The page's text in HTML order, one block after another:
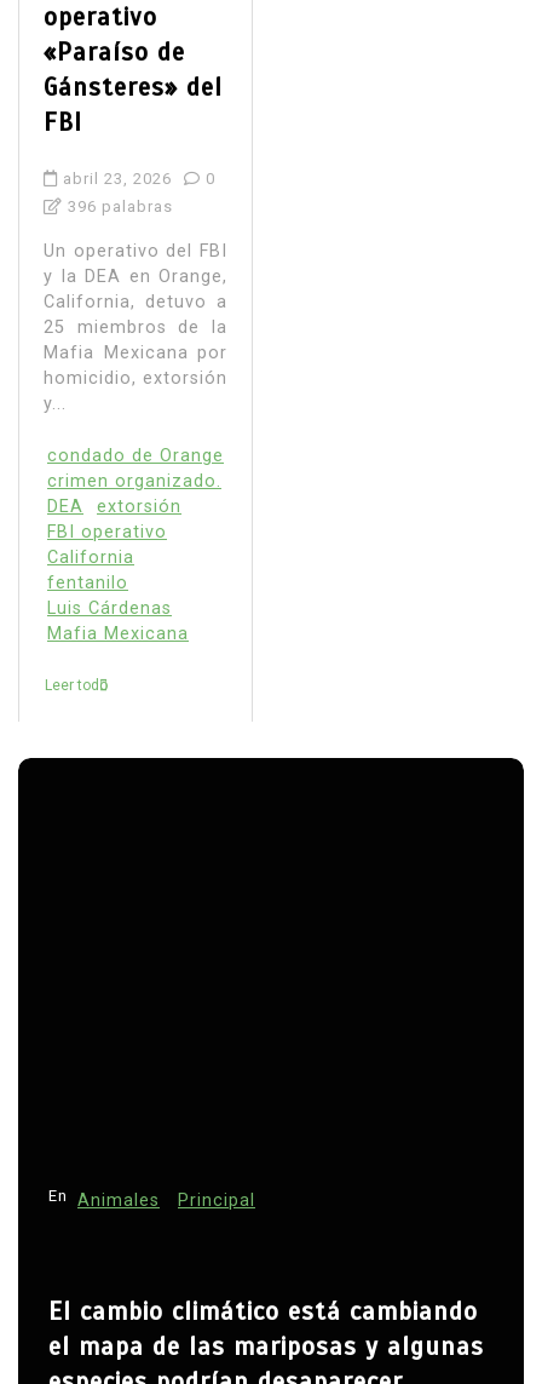
operativo
«Paraíso de
Gánsteres» del
FBI
abril 23, 2026
0
396 palabras
Un operativo del FBI
y la DEA en Orange,
California, detuvo a
25 miembros de la
Mafia Mexicana por
homicidio, extorsión
y...
condado de Orange
crimen organizado.
DEA
extorsión
FBI operativo
California
fentanilo
Luis Cárdenas
Mafia Mexicana
Leer todo
En Animales Principal
El cambio climático está cambiando
el mapa de las mariposas y algunas